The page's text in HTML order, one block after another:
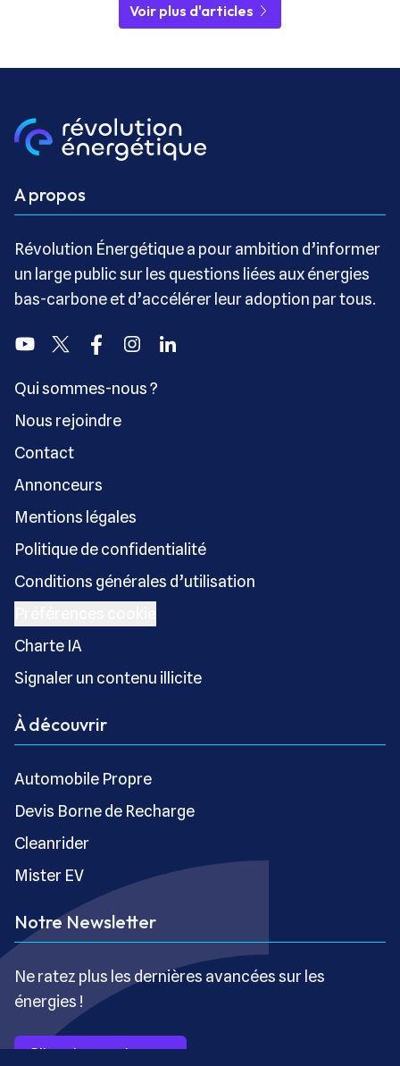
Voir plus d'articles
A propos
Révolution Énergétique a pour ambition d’informer
un large public sur les questions liées aux énergies
bas-carbone et d’accélérer leur adoption par tous.
YoutubeTwitter FacebookInstagramLinkedin
Qui sommes-nous ?
Nous rejoindre
Contact
Annonceurs
Mentions légales
Politique de confidentialité
Conditions générales d’utilisation
Charte IA
Signaler un contenu illicite
À découvrir
Automobile Propre
Devis Borne de Recharge
Cleanrider
Mister EV
Notre Newsletter
Ne ratez plus les dernières avancées sur les
énergies !
S’inscrire gratuitement